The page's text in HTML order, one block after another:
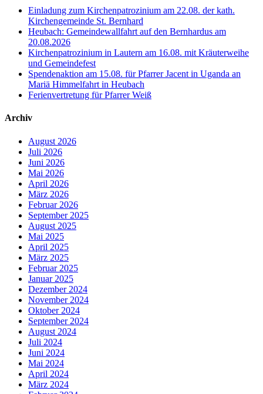
Einladung zum Kirchenpatrozinium am 22.08. der kath.
Kirchengemeinde St. Bernhard
Heubach: Gemeindewallfahrt auf den Bernhardus am
20.08.2026
Kirchenpatrozinium in Lautern am 16.08. mit Kräuterweihe
und Gemeindefest
Spendenaktion am 15.08. für Pfarrer Jacent in Uganda an
Mariä Himmelfahrt in Heubach
Ferienvertretung für Pfarrer Weiß
Archiv
August 2026
Juli 2026
Juni 2026
Mai 2026
April 2026
März 2026
Februar 2026
September 2025
August 2025
Mai 2025
April 2025
März 2025
Februar 2025
Januar 2025
Dezember 2024
November 2024
Oktober 2024
September 2024
August 2024
Juli 2024
Juni 2024
Mai 2024
April 2024
März 2024